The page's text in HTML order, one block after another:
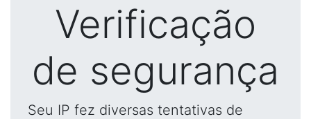
Verificação
de segurança
Seu IP fez diversas tentativas de